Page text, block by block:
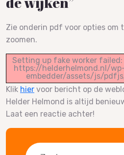
Zie onderin pdf voor opties om
zoomen.
Setting up fake worker
https://helderhelmond.nl/
embedder/assets/js/
Klik hier voor bericht op de
Helder Helmond is altijd
Laat een reactie achter!
Zoeken